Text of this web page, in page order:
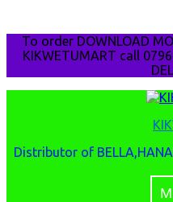
content
To order DOWNLOAD
KIKWETUMART call
Distributor of